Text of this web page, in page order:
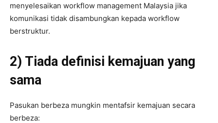
menyelesaikan workflow management Malaysia jika
komunikasi tidak disambungkan kepada workflow
berstruktur.
2) Tiada definisi kemajuan yang
sama
Pasukan berbeza mungkin mentafsir kemajuan secara
berbeza: